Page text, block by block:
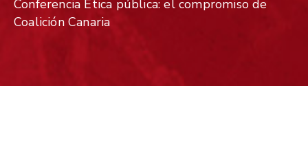
Conferencia Ética pública: el compromiso de
Coalición Canaria